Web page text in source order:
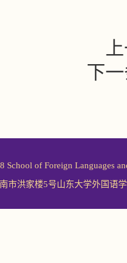
下
School of Foreign Languages
市洪家楼5号山东大学外国语